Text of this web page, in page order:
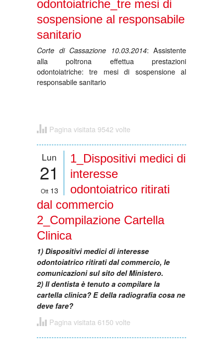
odontoiatriche_tre mesi di
sospensione al responsabile
sanitario
Corte di Cassazione 10.03.2014: Assistente
alla poltrona effettua prestazioni
odontoiatriche: tre mesi di sospensione al
responsabile sanitario
Pagina visitata 9542 volte
Lun
21
Ott 13
1_Dispositivi medici di
interesse
odontoiatrico ritirati
dal commercio
2_Compilazione Cartella
Clinica
1) Dispositivi medici di interesse
odontoiatrico ritirati dal commercio, le
comunicazioni sul sito del Ministero.
2) Il dentista è tenuto a compilare la
cartella clinica? E della radiografia cosa ne
deve fare?
Pagina visitata 6150 volte